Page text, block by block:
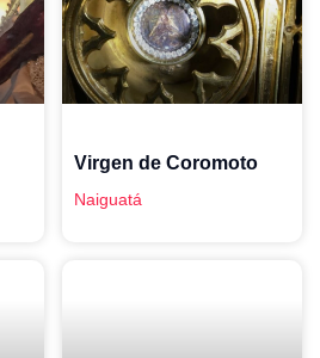
Virgen de Coromoto
Naiguatá